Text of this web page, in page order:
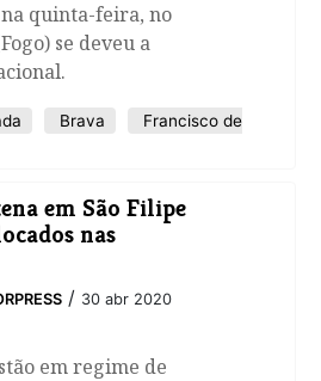
na quinta-feira, no
se deveu a
Brava
Francisco de
em São Filipe
nas
/ 30 abr 2020
em regime de